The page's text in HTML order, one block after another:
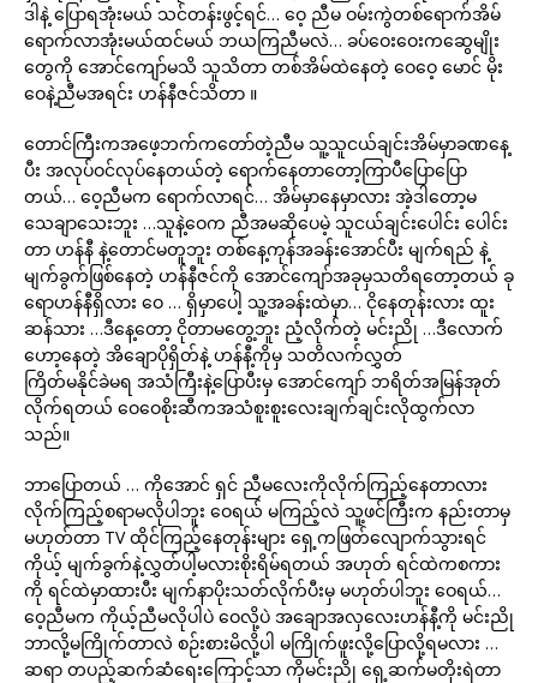
ဒါနဲ့ ပြောရအုံးမယ် သင်တန်းဖွင့်ရင်… ဝေ့ ညီမ ဝမ်းကွဲတစ်ရောက်အိမ်
ရောက်လာအုံးမယ်ထင်မယ် ဘယကြညီမလဲ… ခပ်ဝေးဝေးကဆွေမျိုး
တွေကို အောင်ကျော်မသိ သူသိတာ တစ်အိမ်ထဲနေတဲ့ ဝေဝေ့ မောင် မိုး
ဝေနဲ့ညီမအရင်း ဟန်နီဇင်သိတာ ။
တောင်ကြီးကအဖေ့ဘက်ကတော်တဲ့ညီမ သူ့သူငယ်ချင်းအိမ်မှာခဏနေ့
ပီး အလုပ်ဝင်လုပ်နေတယ်တဲ့ ရောက်နေတာတော့ကြာပီပြောပြော
တယ်… ဝေ့ညီမက ရောက်လာရင်… အိမ်မှာနေမှာလား အဲ့ဒါတော့မ
သေချာသေးဘူး …သူနဲ့ဝေက ညီအမဆိုပေမဲ့ သူငယ်ချင်းပေါင်း ပေါင်း
တာ ဟန်နီ နဲ့တောင်မတူဘူး တစ်နေ့ကုန်အခန်းအောင်ပီး မျက်ရည် နဲ့
မျက်ခွက်ဖြစ်နေတဲ့ ဟန်နီဇင်ကို အောင်ကျော်အခုမှသတိရတော့တယ် ခု
ရောဟန်နီရှိလား ဝေ … ရှိမှာပေါ့ သူ့အခန်းထဲမှာ… ငိုနေတုန်းလား ထူး
ဆန်သား …ဒီနေ့တော့ ငိုတာမတွေ့ဘူး ညံ့လိုက်တဲ့ မင်းညို …ဒီလောက်
ဟော့နေတဲ့ အိချောပိုရှိတ်နဲ့ ဟန်နီ့ကိုမှ သတိလက်လွှတ်
ကြိတ်မနိုင်ခဲမရ အသံကြီးနဲ့ပြောပီးမှ အောင်ကျော် ဘရိတ်အမြန်အုတ်
လိုက်ရတယ် ဝေဝေစိုးဆီကအသံစူးစူးလေးချက်ချင်းလိုထွက်လာ
သည်။
ဘာပြောတယ် … ကိုအောင် ရှင် ညီမလေးကိုလိုက်ကြည့်နေတာလား
လိုက်ကြည့်စရာမလိုပါဘူး ဝေရယ် မကြည့်လဲ သူ့ဖင်ကြီးက နည်းတာမှ
မဟုတ်တာ TV ထိုင်ကြည့်နေတုန်းများ ရှေ့ကဖြတ်လျောက်သွားရင်
ကိုယ့် မျက်ခွက်နဲ့လွှတ်ပါ့မလားစိုးရိမ်ရတယ် အဟုတ် ရင်ထဲကစကား
ကို ရင်ထဲမှာထားပီး မျက်နာပိုးသတ်လိုက်ပီးမှ မဟုတ်ပါဘူး ဝေရယ်…
ဝေ့ညီမက ကိုယ့်ညီမလိုပါပဲ ဝေလို့ပဲ အချောအလှလေးဟန်နီ့ကို မင်းညို
ဘာလို့မကြိုက်တာလဲ စဉ်းစားမိလို့ပါ မကြိုက်ဖူးလို့ပြောလို့ရမလား …
ဆရာ တပည့်ဆက်ဆံရေးကြောင့်သာ ကိုမင်းညို ရှေ့ဆက်မတိုးရဲတာ